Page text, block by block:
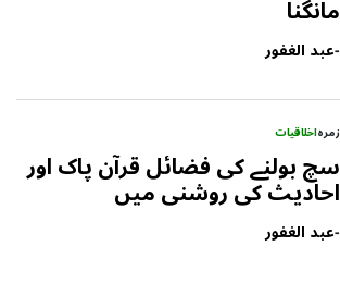
مانگنا
-عبد الغفور
زمرہاخلاقیات
سچ بولنے کی فضائل قرآن پاک اور
احادیث کی روشنی میں
-عبد الغفور